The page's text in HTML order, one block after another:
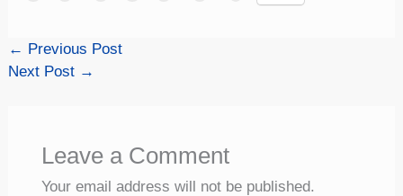
← Previous Post
Next Post →
Leave a Comment
Your email address will not be published.